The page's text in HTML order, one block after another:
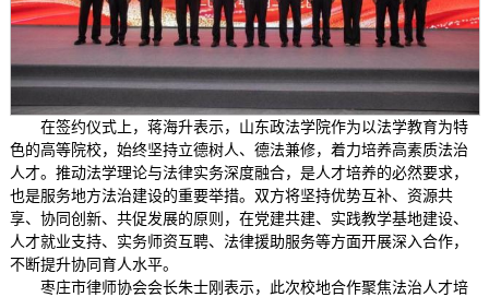
在签约仪式上，蒋海升表示，山东政法学院作为以法学教育为特
色的高等院校，始终坚持立德树人、德法兼修，着力培养高素质法治
人才。推动法学理论与法律实务深度融合，是人才培养的必然要求，
也是服务地方法治建设的重要举措。双方将坚持优势互补、资源共
享、协同创新、共促发展的原则，在党建共建、实践教学基地建设、
人才就业支持、实务师资互聘、法律援助服务等方面开展深入合作，
不断提升协同育人水平。
枣庄市律师协会会长朱士刚表示，此次校地合作聚焦法治人才培